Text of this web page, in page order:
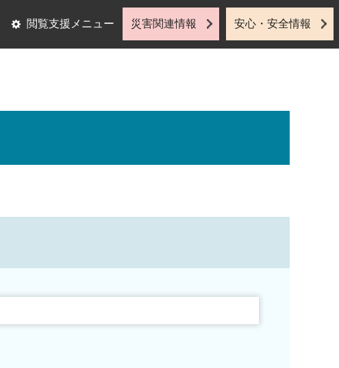
閲覧支援メニュー 災害関連情報 安心・安全情報